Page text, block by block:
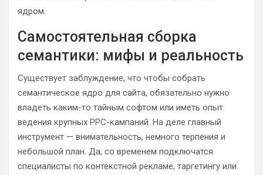
ядром.
Самостоятельная сборка
семантики: мифы и реальность
Существует заблуждение, что чтобы собрать
семантическое ядро для сайта, обязательно нужно
владеть каким-то тайным софтом или иметь опыт
ведения крупных PPC-кампаний. На деле главный
инструмент — внимательность, немного терпения и
небольшой план. Да, со временем подключатся
специалисты по контекстной рекламе, таргетингу или